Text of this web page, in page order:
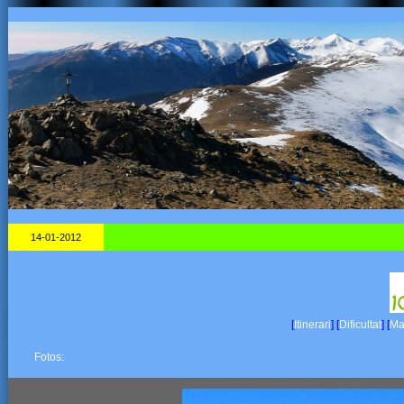
14-01-2012
[Itinerari] [Dificultat] [
Fotos: